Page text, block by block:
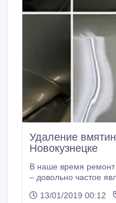
Удаление
Новокузнецке
В наше время ремонт
– довольно частое
падение твердых предметов,
13/01/2019 00:12